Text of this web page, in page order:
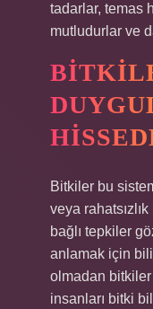
tadarlar, temas
mutludurlar ve
Bitkiler bu
veya
bağlı tepkiler
anlamak için
olmadan
insanları bitki